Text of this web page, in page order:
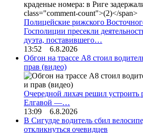
Полицейские рижского
Госполиции пресекли
дуэта, поставившего…
13:52 6.8.2026
Обгон на трассе А8 стоил
прав (видео)
Очередной лихач решил устроить
Елгавой —…
13:09 6.8.2026
В Сигулде водитель сбил
откликнуться очевидцев